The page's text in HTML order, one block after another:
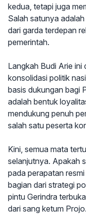
kedua, tetapi juga
Salah satunya
dari garda terdepan
pemerintah.
Langkah Budi Arie ini
konsolidasi politik
basis dukungan bagi
adalah bentuk
mendukung penuh
salah satu peserta
Kini, semua mata
selanjutnya. Apakah
pada perapatan
bagian dari strategi
pintu Gerindra
dari sang ketum Projo.